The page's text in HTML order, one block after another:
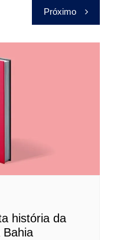
Próximo
história da
Bahia